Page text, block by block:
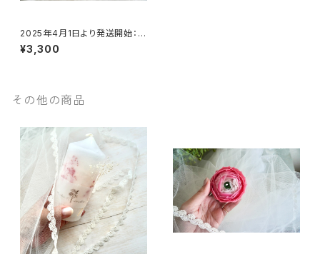
2025年4月1日より発送開始：ミ
モザとダマスクローズのボタニ
カルキャンドル
¥3,300
その他の商品